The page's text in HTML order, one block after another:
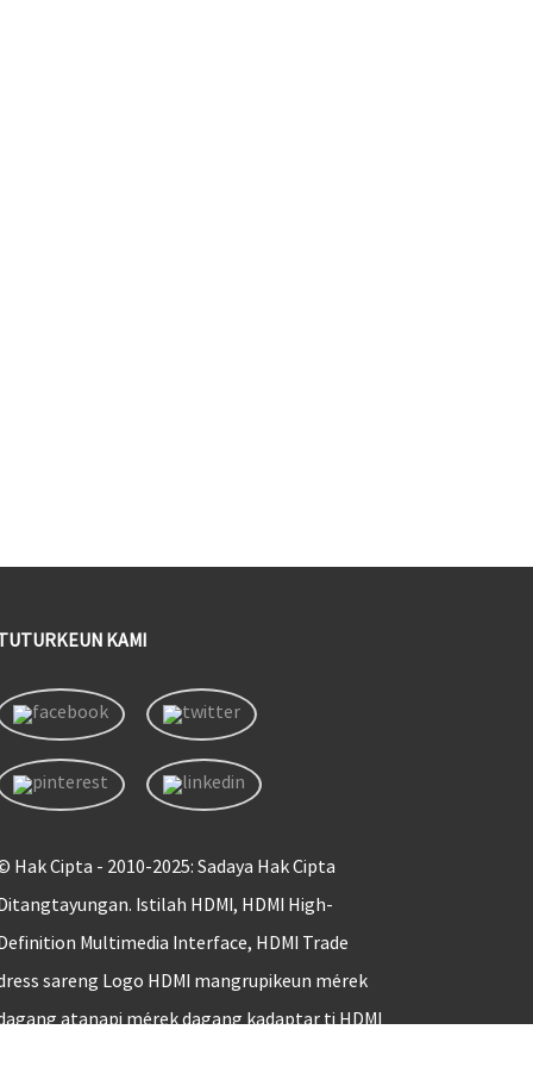
KAMI
Hak Cipta - 2010-2025: Sadaya Hak Cipta
Istilah HDMI, HDMI High-
Multimedia Interface, HDMI Trade
sareng Logo HDMI mangrupikeun mérek
atanapi mérek dagang kadaptar ti HDMI